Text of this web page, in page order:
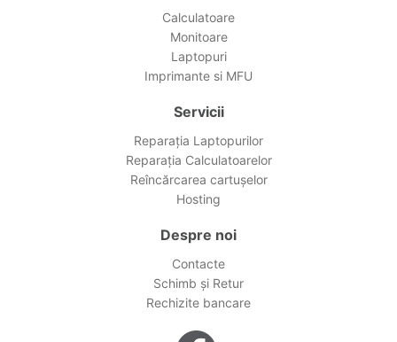
Calculatoare
Monitoare
Laptopuri
Imprimante si MFU
Servicii
Reparația Laptopurilor
Reparația Calculatoarelor
Reîncărcarea cartușelor
Hosting
Despre noi
Contacte
Schimb și Retur
Rechizite bancare